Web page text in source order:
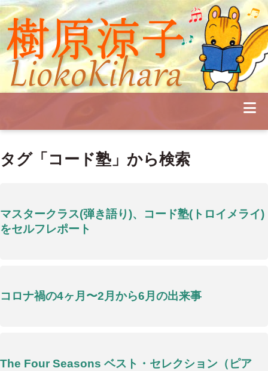
Profile
Concert
Seminar
Diary
Contact
タグ「コード塾」から検索
マスタークラス(弾き語り)、コード塾(トロイメライ)
をセルフレポート
コロナ禍の4ヶ月〜2月から6月の出来事
The Four Seasons ベスト・セレクション（ピア